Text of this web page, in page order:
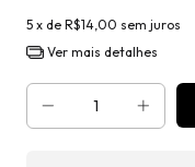
5 x de R$14,00 sem juros
Ver mais detalhes